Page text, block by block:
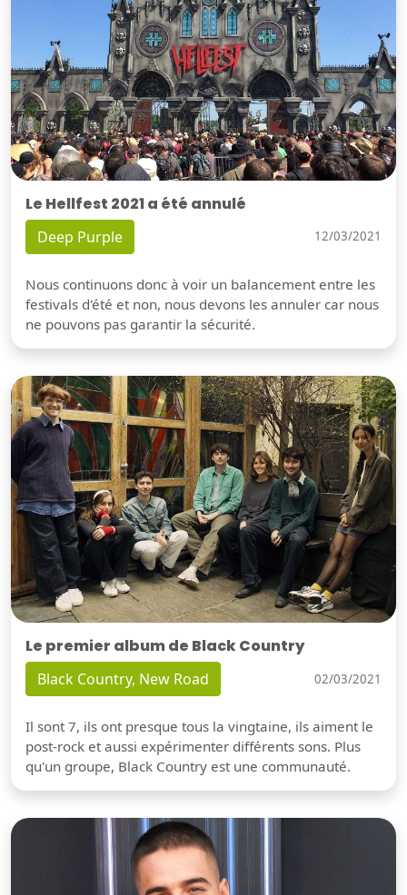
Le Hellfest 2021 a été annulé
Deep Purple 12/03/2021
Nous continuons donc à voir un balancement entre les
festivals d'été et non, nous devons les annuler car nous
ne pouvons pas garantir la sécurité.
Le premier album de Black Country
Black Country, New Road 02/03/2021
Il sont 7, ils ont presque tous la vingtaine, ils aiment le
post-rock et aussi expérimenter différents sons. Plus
qu'un groupe, Black Country est une communauté.